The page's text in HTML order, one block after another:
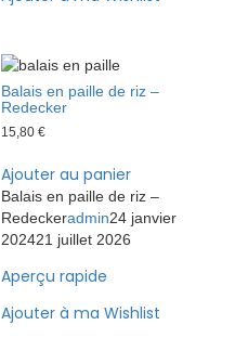
Balais en paille de riz –
Redecker
15,80€
Ajouter au panier
Balais en paille de riz –
Redeckeradmin24 janvier
202421 juillet 2026
Aperçu rapide
Ajouter à ma Wishlist